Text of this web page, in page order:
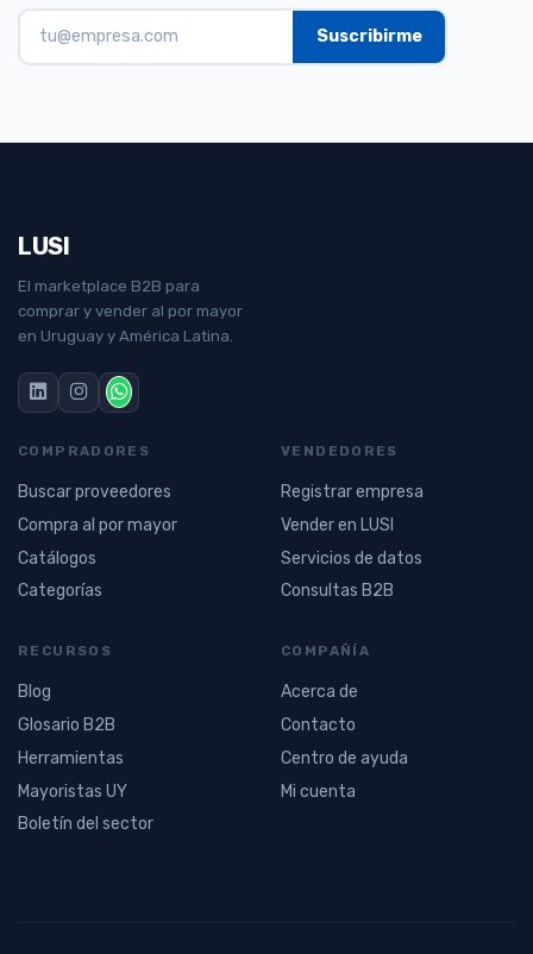
LUSI
El marketplace B2B para
comprar y vender al por mayor
en Uruguay y América Latina.
COMPRADORES
Buscar proveedores
Compra al por mayor
Catálogos
Categorías
VENDEDORES
Registrar empresa
Vender en LUSI
Servicios de datos
Consultas B2B
RECURSOS
Blog
Glosario B2B
Herramientas
Mayoristas UY
Boletín del sector
COMPAÑÍA
Acerca de
Contacto
Centro de ayuda
Mi cuenta